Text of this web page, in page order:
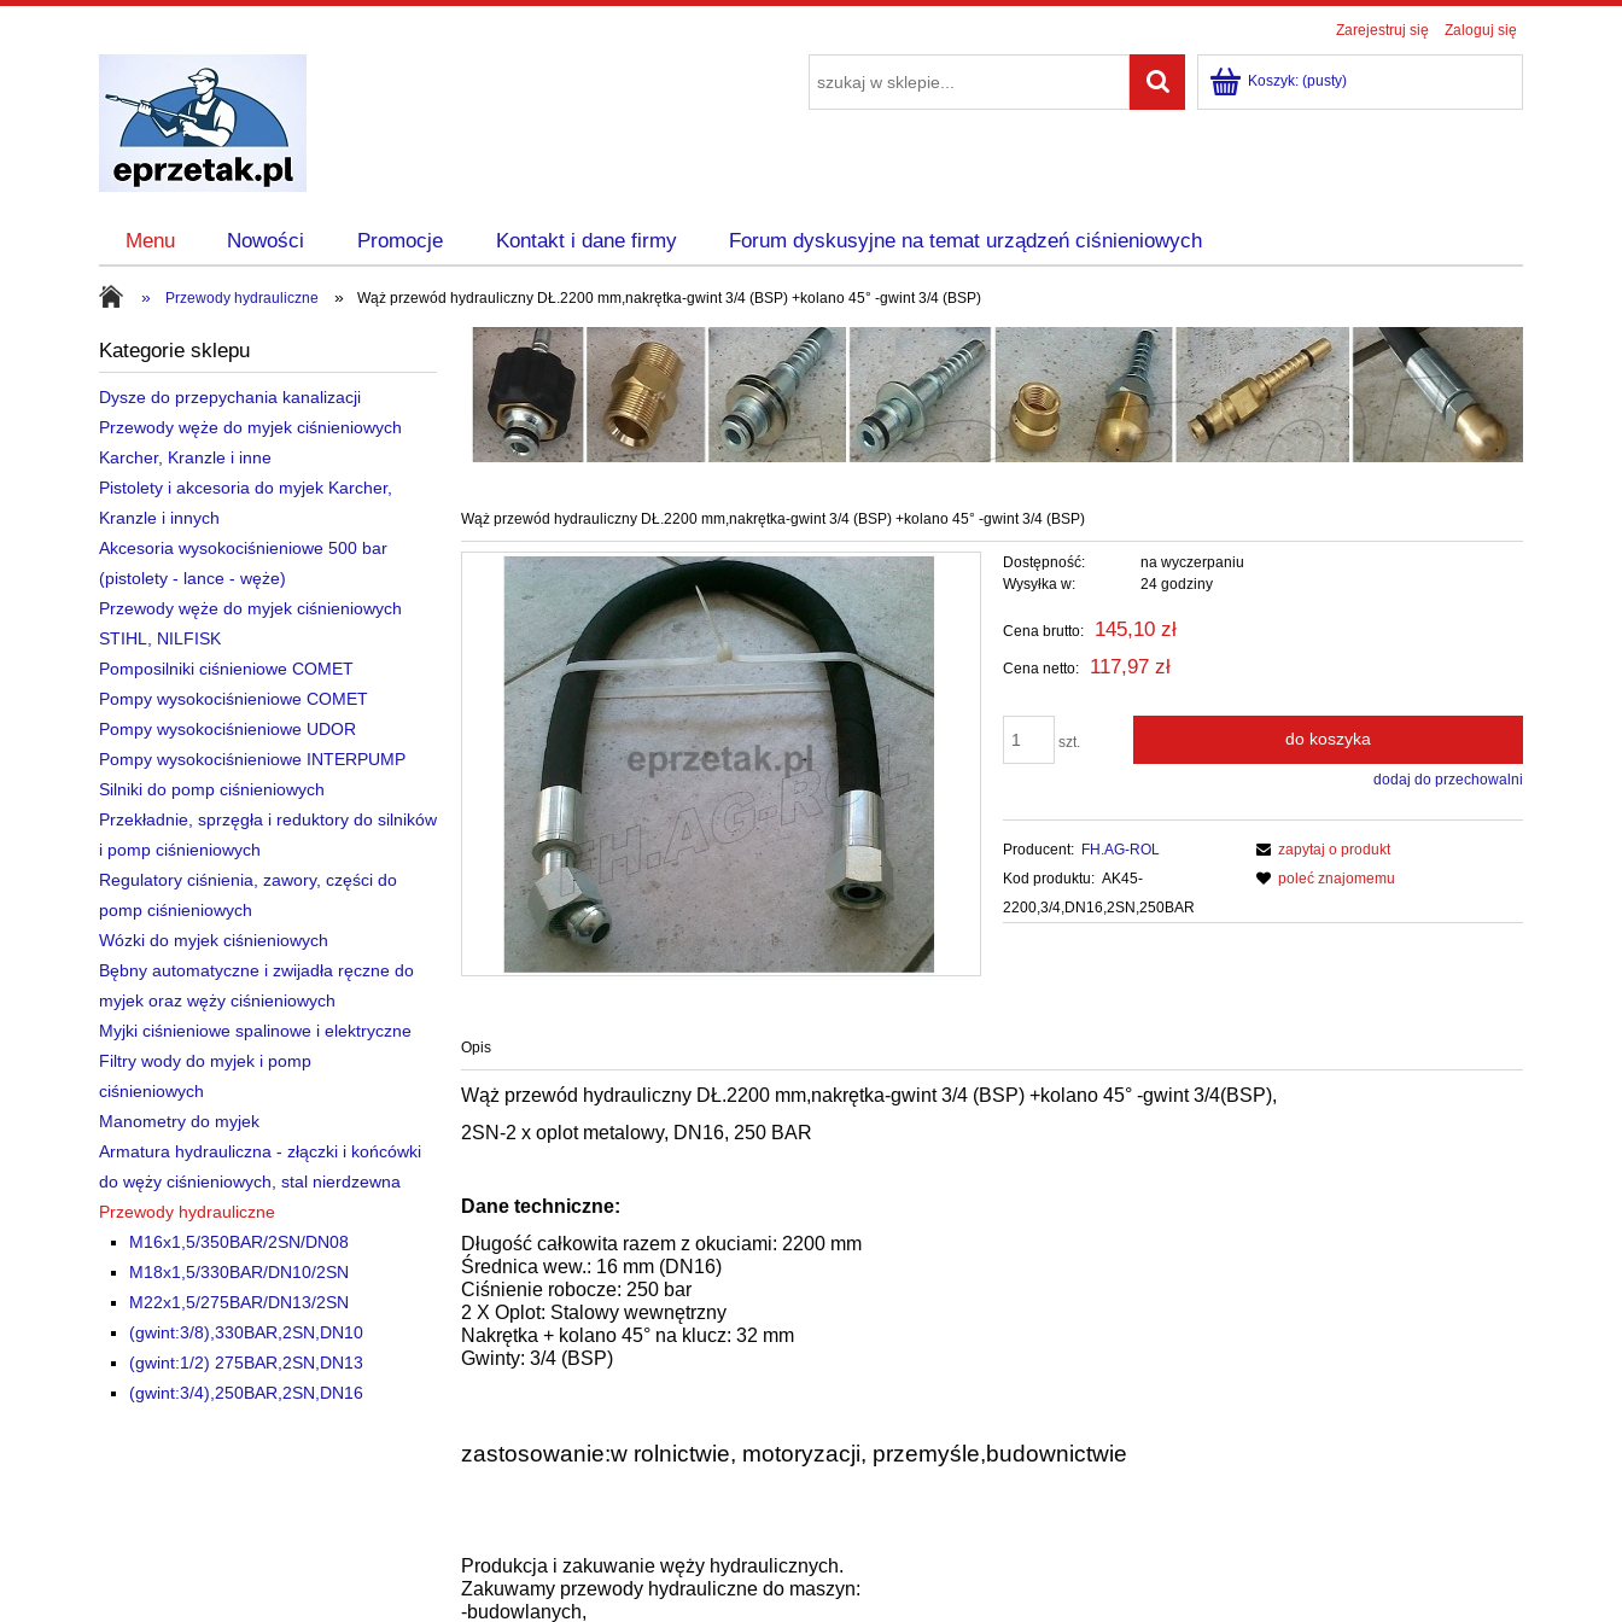
Zarejestruj się Zaloguj się
Koszyk: (pusty)
Menu Nowości Promocje Kontakt i dane firmy Forum dyskusyjne na temat urządzeń ciśnieniowych
» Przewody hydrauliczne » Wąż przewód hydrauliczny DŁ.2200 mm,nakrętka-gwint 3/4 (BSP) +kolano 45° -gwint 3/4 (BSP)
Kategorie sklepu
Dysze do przepychania kanalizacji
Przewody węże do myjek ciśnieniowych
Karcher, Kranzle i inne
Pistolety i akcesoria do myjek Karcher,
Kranzle i innych
Akcesoria wysokociśnieniowe 500 bar
(pistolety - lance - węże)
Przewody węże do myjek ciśnieniowych
STIHL, NILFISK
Pomposilniki ciśnieniowe COMET
Pompy wysokociśnieniowe COMET
Pompy wysokociśnieniowe UDOR
Pompy wysokociśnieniowe INTERPUMP
Silniki do pomp ciśnieniowych
Przekładnie, sprzęgła i reduktory do silników
i pomp ciśnieniowych
Regulatory ciśnienia, zawory, części do
pomp ciśnieniowych
Wózki do myjek ciśnieniowych
Bębny automatyczne i zwijadła ręczne do
myjek oraz węży ciśnieniowych
Myjki ciśnieniowe spalinowe i elektryczne
Filtry wody do myjek i pomp
ciśnieniowych
Manometry do myjek
Armatura hydrauliczna - złączki i końcówki
do węży ciśnieniowych, stal nierdzewna
Przewody hydrauliczne
M16x1,5/350BAR/2SN/DN08
M18x1,5/330BAR/DN10/2SN
M22x1,5/275BAR/DN13/2SN
(gwint:3/8),330BAR,2SN,DN10
(gwint:1/2) 275BAR,2SN,DN13
(gwint:3/4),250BAR,2SN,DN16
Wąż przewód hydrauliczny DŁ.2200 mm,nakrętka-gwint 3/4 (BSP) +kolano 45° -gwint 3/4 (BSP)
Dostępność:
na wyczerpaniu
Wysyłka w:
24 godziny
Cena brutto: 145,10 zł
Cena netto: 117,97 zł
szt. do koszyka
dodaj do przechowalni
Producent: FH.AG-ROL
Kod produktu: AK45-
2200,3/4,DN16,2SN,250BAR
zapytaj o produkt
poleć znajomemu
Opis
Wąż przewód hydrauliczny DŁ.2200 mm,nakrętka-gwint 3/4 (BSP) +kolano 45° -gwint 3/4(BSP),
2SN-2 x oplot metalowy, DN16, 250 BAR
Dane techniczne:
Długość całkowita razem z okuciami: 2200 mm
Średnica wew.: 16 mm (DN16)
Ciśnienie robocze: 250 bar
2 X Oplot: Stalowy wewnętrzny
Nakrętka + kolano 45° na klucz: 32 mm
Gwinty: 3/4 (BSP)
zastosowanie:w rolnictwie, motoryzacji, przemyśle,budownictwie
Produkcja i zakuwanie węży hydraulicznych.
Zakuwamy przewody hydrauliczne do maszyn:
-budowlanych,